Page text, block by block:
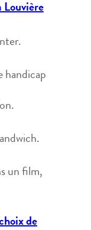
Louvière
handicap
un film,
de